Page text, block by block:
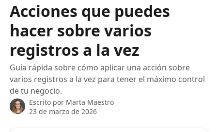
Acciones que puedes
hacer sobre varios
registros a la vez
Guía rápida sobre cómo aplicar una acción sobre
varios registros a la vez para tener el máximo control
de tu negocio.
Escrito por Marta Maestro
23 de marzo de 2026